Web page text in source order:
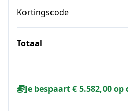
Kortingscode
Totaal
Je bespaart € 5.582,00